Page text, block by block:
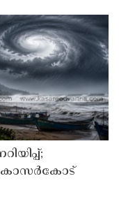
കാസർകോട്